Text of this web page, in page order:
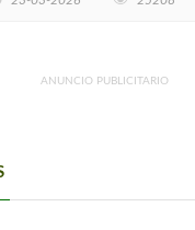
ANUNCIO PUBLICITARIO